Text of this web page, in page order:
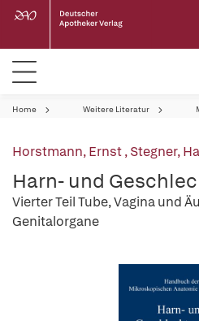
Home Weitere Literatur
Horstmann, Ernst,Stegner,
Harn- und
Vierter Teil Tube, Vagina und
Genitalorgane